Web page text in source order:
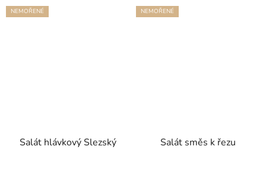
NEMOŘENÉ
Salát hlávkový Slezský
NEMOŘENÉ
Salát směs k řezu